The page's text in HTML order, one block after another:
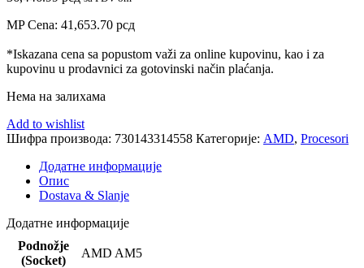
MP Cena: 41,653.70 рсд
*Iskazana cena sa popustom važi za online kupovinu, kao i za
kupovinu u prodavnici za gotovinski način plaćanja.
Нема на залихама
Add to wishlist
Шифра производа: 730143314558 Категорије: AMD, Procesori
Додатне информације
Опис
Dostava & Slanje
Додатне информације
Podnožje
(Socket)
AMD AM5